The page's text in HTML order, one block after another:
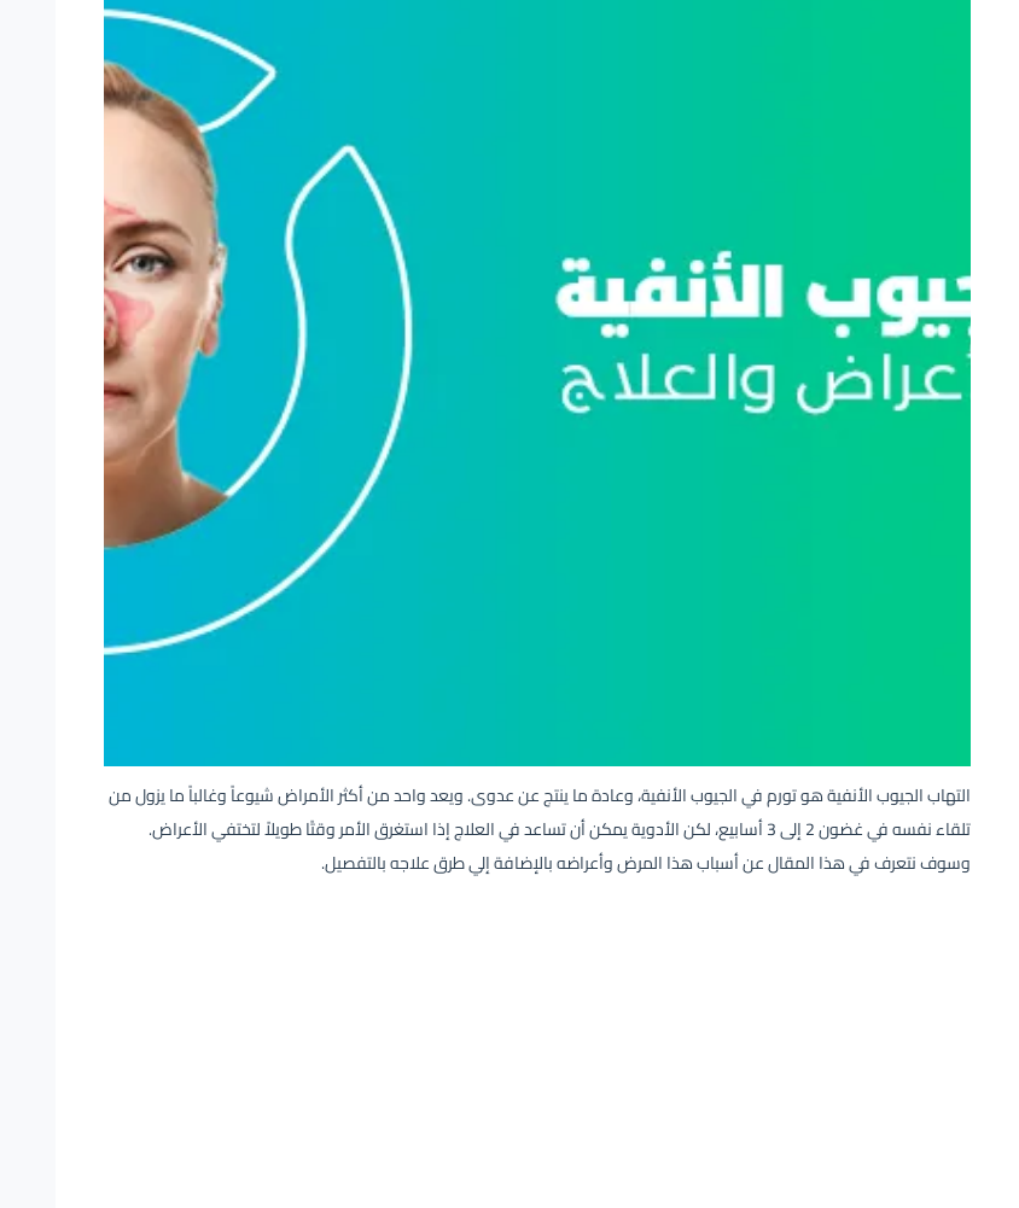
التهاب الجيوب الأنفية هو تورم في الجيوب الأنفية، وعادة ما ينتج عن عدوى. ويعد واحد من أكثر الأمراض شيوعاً وغالباً ما يزول من
تلقاء نفسه في غضون 2 إلى 3 أسابيع، لكن الأدوية يمكن أن تساعد في العلاج إذا استغرق الأمر وقتًا طويلاً لتختفي الأعراض.
وسوف نتعرف في هذا المقال عن أسباب هذا المرض وأعراضه بالإضافة إلي طرق علاجه بالتفصيل.